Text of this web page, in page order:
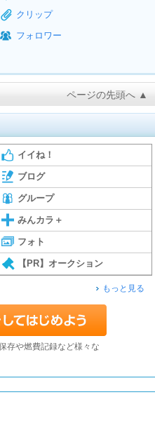
クリップ
フォロワー
ページの先頭へ ▲
イイね！
ブログ
グループ
みんカラ＋
フォト
【PR】オークション
もっと見る
存や燃費記録など様々な